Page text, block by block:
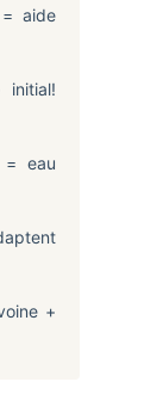
aide
eau
+